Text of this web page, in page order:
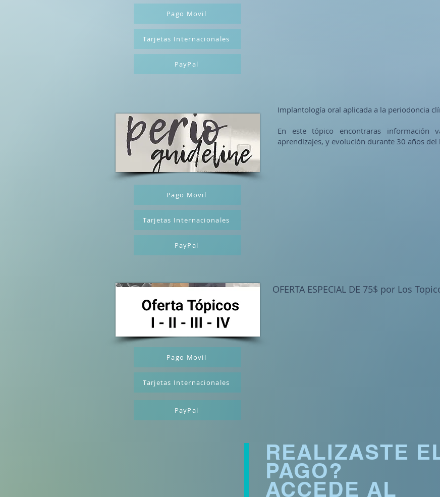
Pago Movil
Tarjetas Internacionales
PayPal
Implantología oral aplicada a la periodoncia
En este tópico encontraras información
aprendizajes, y evolución durante 30 años
Pago Movil
Tarjetas Internacionales
PayPal
OFERTA ESPECIAL DE 75$ por Los
Pago Movil
Tarjetas Internacionales
PayPal
REALIZASTE
PAGO?
ACCEDE AL